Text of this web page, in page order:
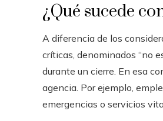
¿Qué sucede
A diferencia de los
críticas, denominados “no
durante un cierre. En esa
agencia. Por ejemplo,
emergencias o servicios